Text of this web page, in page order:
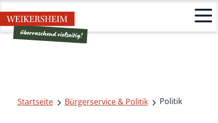
Startseite Bürgerservice & Politik Politik